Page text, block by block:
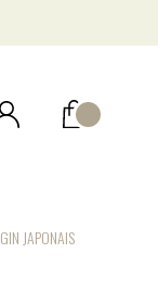
GIN JAPONAIS